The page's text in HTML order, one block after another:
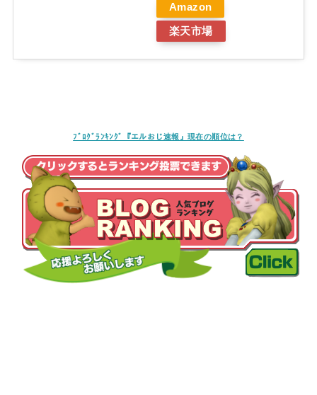
Amazon
楽天市場
ﾌﾞﾛｸﾞﾗﾝｷﾝｸﾞ『エルおじ速報』現在の順位は？